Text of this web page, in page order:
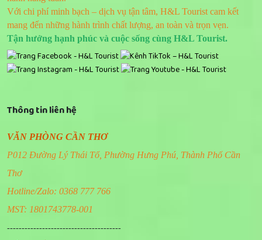
Với chi phí minh bạch – dịch vụ tận tâm, H&L Tourist cam kết
mang đến những hành trình chất lượng, an toàn và trọn vẹn.
Tận hưởng hạnh phúc và cuộc sống cùng H&L Tourist.
Thông tin liên hệ
VĂN PHÒNG CẦN THƠ
P012 Đường Lý Thái Tổ, Phường Hưng Phú, Thành Phố Cần
Thơ
Hotline/Zalo: 0368 777 766
MST: 1801743778-001
---------------------------------------